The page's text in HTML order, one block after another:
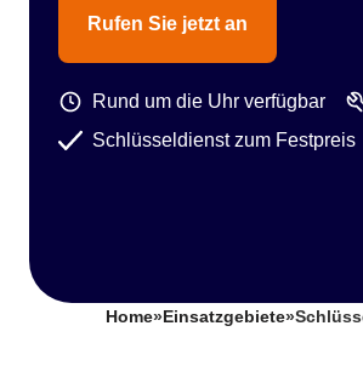
Rufen Sie jetzt an
Rund um die Uhr verfügbar
Schlüsseldienst zum Festpreis
Home» Einsatzgebiete»